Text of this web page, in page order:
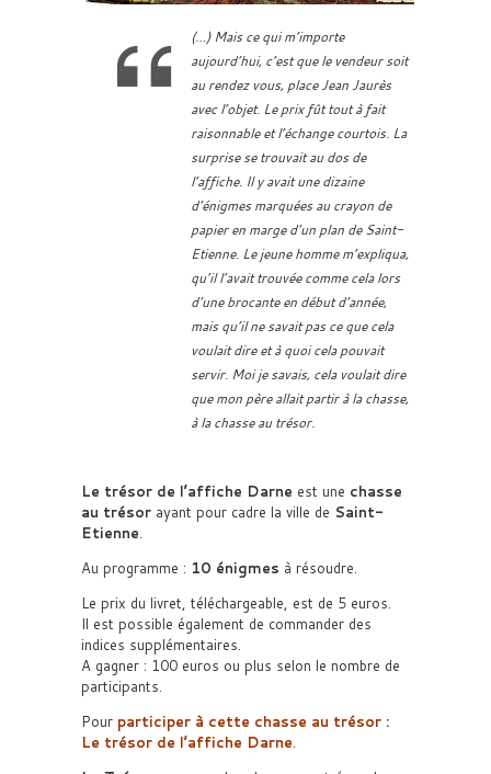
(…) Mais ce qui m’importe
aujourd’hui, c’est que le vendeur soit
au rendez vous, place Jean Jaurès
avec l’objet. Le prix fût tout à fait
raisonnable et l’échange courtois. La
surprise se trouvait au dos de
l’affiche. Il y avait une dizaine
d’énigmes marquées au crayon de
papier en marge d’un plan de Saint-
Etienne. Le jeune homme m’expliqua,
qu’il l’avait trouvée comme cela lors
d’une brocante en début d’année,
mais qu’il ne savait pas ce que cela
voulait dire et à quoi cela pouvait
servir. Moi je savais, cela voulait dire
que mon père allait partir à la chasse,
à la chasse au trésor.
Le trésor de l’affiche Darne est une chasse
au trésor ayant pour cadre la ville de Saint-
Etienne.
Au programme : 10 énigmes à résoudre.
Le prix du livret, téléchargeable, est de 5 euros.
Il est possible également de commander des
indices supplémentaires.
A gagner : 100 euros ou plus selon le nombre de
participants.
Pour participer à cette chasse au trésor :
Le trésor de l’affiche Darne.